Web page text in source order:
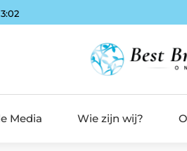
Media Wie zijn wij?